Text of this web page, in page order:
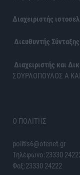
Διαχειριστής
Διευθυντής
Διαχειριστής και
ΣΟΥΡΛΟΠΟΥΛΟΣ Α
Ο ΠΟΛΙΤΗΣ
politis6@otenet.gr
Τηλέφωνο:23330
Φαξ:23330 24222